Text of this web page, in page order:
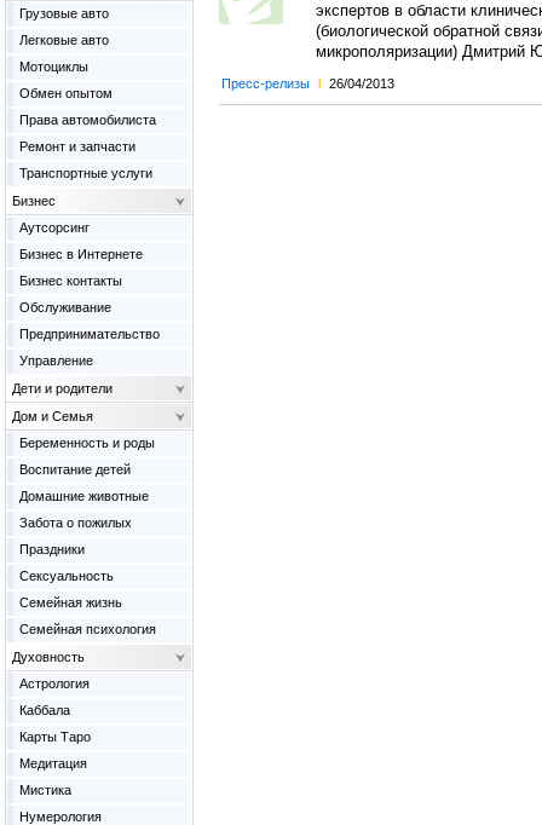
экспертов в области
(биологической обратной
микрополяризации) Дмитрий
Пресс-релизы l 26/04/2013
Грузовые авто
Легковые авто
Мотоциклы
Обмен опытом
Права автомобилиста
Ремонт и запчасти
Транспортные услуги
Бизнес
Аутсорсинг
Бизнес в Интернете
Бизнес контакты
Обслуживание
Предпринимательство
Управление
Дети и родители
Дом и Семья
Беременность и роды
Воспитание детей
Домашние животные
Забота о пожилых
Праздники
Сексуальность
Семейная жизнь
Семейная психология
Духовность
Астрология
Каббала
Карты Таро
Медитация
Мистика
Нумерология